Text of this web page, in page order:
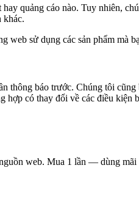
quảng cáo nào. Tuy nhiên,
khác.
web sử dụng các sản phẩm mà
báo trước. Chúng tôi
có thay đổi về các điều kiện
web. Mua 1 lần — dùng mãi